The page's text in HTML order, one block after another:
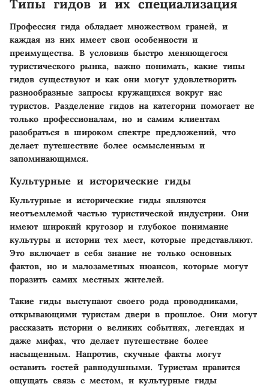
Типы гидов и их специализация
Профессия гида обладает множеством граней, и
каждая из них имеет свои особенности и
преимущества. В условияв быстро меняющегося
туристического рынка, важно понимать, какие типы
гидов существуют и как они могут удовлетворить
разнообразные запросы кружащихся вокруг нас
туристов. Разделение гидов на категории помогает не
только профессионалам, но и самим клиентам
разобраться в широком спектре предложений, что
делает путешествие более осмысленным и
запоминающимся.
Культурные и исторические гиды
Культурные и исторические гиды являются
неотъемлемой частью туристической индустрии. Они
имеют широкий кругозор и глубокое понимание
культуры и истории тех мест, которые представляют.
Это включает в себя знание не только основных
фактов, но и малозаметных нюансов, которые могут
поразить самих местных жителей.
Такие гиды выступают своего рода проводниками,
открывающими туристам двери в прошлое. Они могут
рассказать истории о великих событиях, легендах и
даже мифах, что делает путешествие более
насыщенным. Напротив, скучные факты могут
оставить гостей равнодушными. Туристам нравится
ощущать связь с местом, и культурные гиды